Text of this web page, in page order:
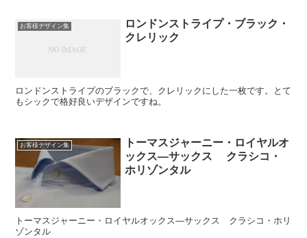
お客様デザイン集
ロンドンストライプ・ブラック・
クレリック
ロンドンストライプのブラックで、クレリックにした一枚です。とて
もシックで格好良いデザインですね。
お客様デザイン集
トーマスジャーニー・ロイヤルオ
ックス―サックス クラシコ・
ホリゾンタル
トーマスジャーニー・ロイヤルオックス―サックス クラシコ・ホリ
ゾンタル